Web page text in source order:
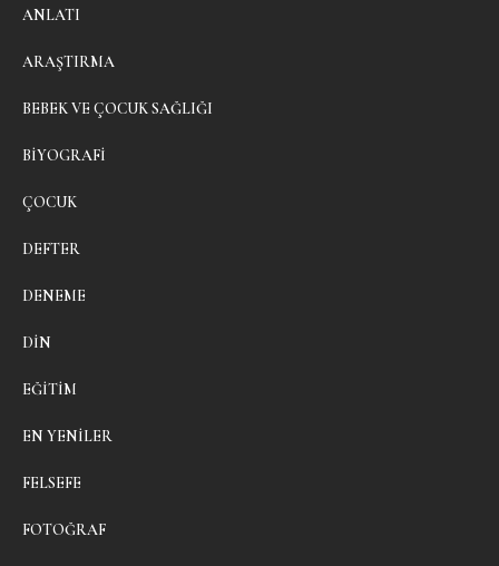
ANLATI
ARAŞTIRMA
BEBEK VE ÇOCUK SAĞLIĞI
BIYOGRAFI
ÇOCUK
DEFTER
DENEME
DIN
EĞITIM
EN YENILER
FELSEFE
FOTOĞRAF